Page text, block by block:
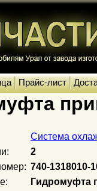
Прайс-лист
Система
2
740-1318010-
Гидромуфта